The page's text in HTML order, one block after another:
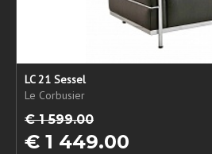
LC 21 Sessel
Le Corbusier
€ 1 599.00
€ 1 449.00